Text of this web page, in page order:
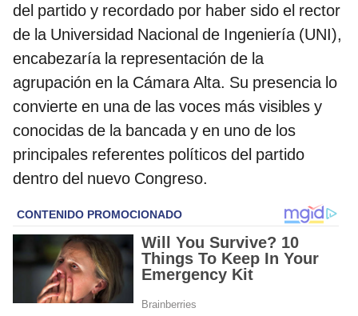
del partido y recordado por haber sido el rector
de la Universidad Nacional de Ingeniería (UNI),
encabezaría la representación de la
agrupación en la Cámara Alta. Su presencia lo
convierte en una de las voces más visibles y
conocidas de la bancada y en uno de los
principales referentes políticos del partido
dentro del nuevo Congreso.